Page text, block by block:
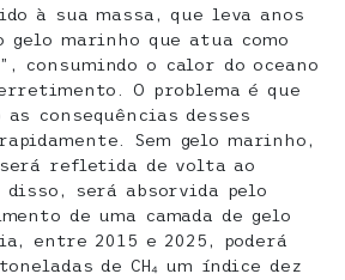
à sua massa, que leva anos
gelo marinho que atua como
consumindo o calor do oceano
O problema é que
consequências desses
Sem gelo marinho,
refletida de volta ao
disso, será absorvida pelo
de uma camada de gelo
entre 2015 e 2025, poderá
de CH₄ um índice dez